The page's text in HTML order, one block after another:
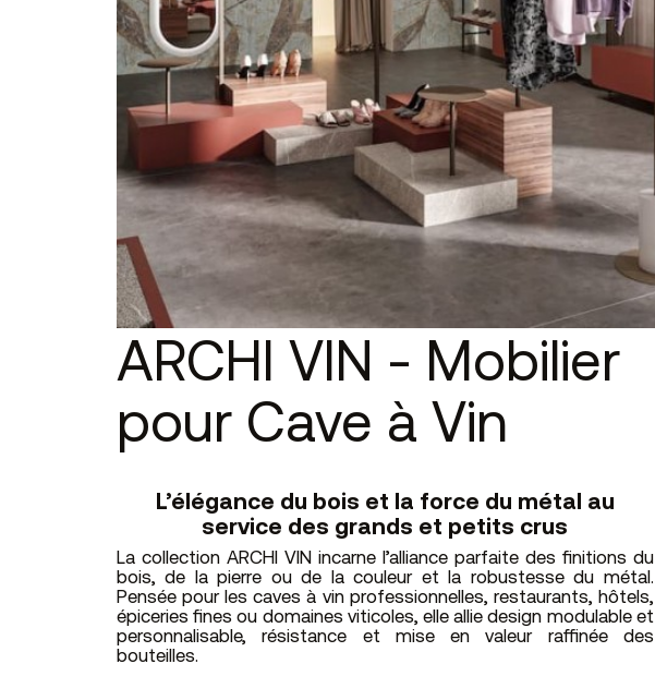
ARCHI VIN - Mobilier
pour Cave à Vin
L’élégance du bois et la force du métal au
service des grands et petits crus
La collection ARCHI VIN incarne l’alliance parfaite des finitions du
bois, de la pierre ou de la couleur et la robustesse du métal.
Pensée pour les caves à vin professionnelles, restaurants, hôtels,
épiceries fines ou domaines viticoles, elle allie design modulable et
personnalisable, résistance et mise en valeur raffinée des
bouteilles.